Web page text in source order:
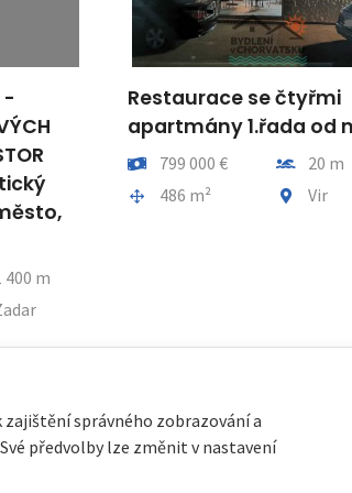
-
od moře
400 m
část obce
Restaurace se čtyřmi
apartmány 1.řada od
Cena799 000 €
20 m
Plocha celkem
486 m² Obec, část
Vir
správného zobrazování a
předvolby lze změnit v nastavení